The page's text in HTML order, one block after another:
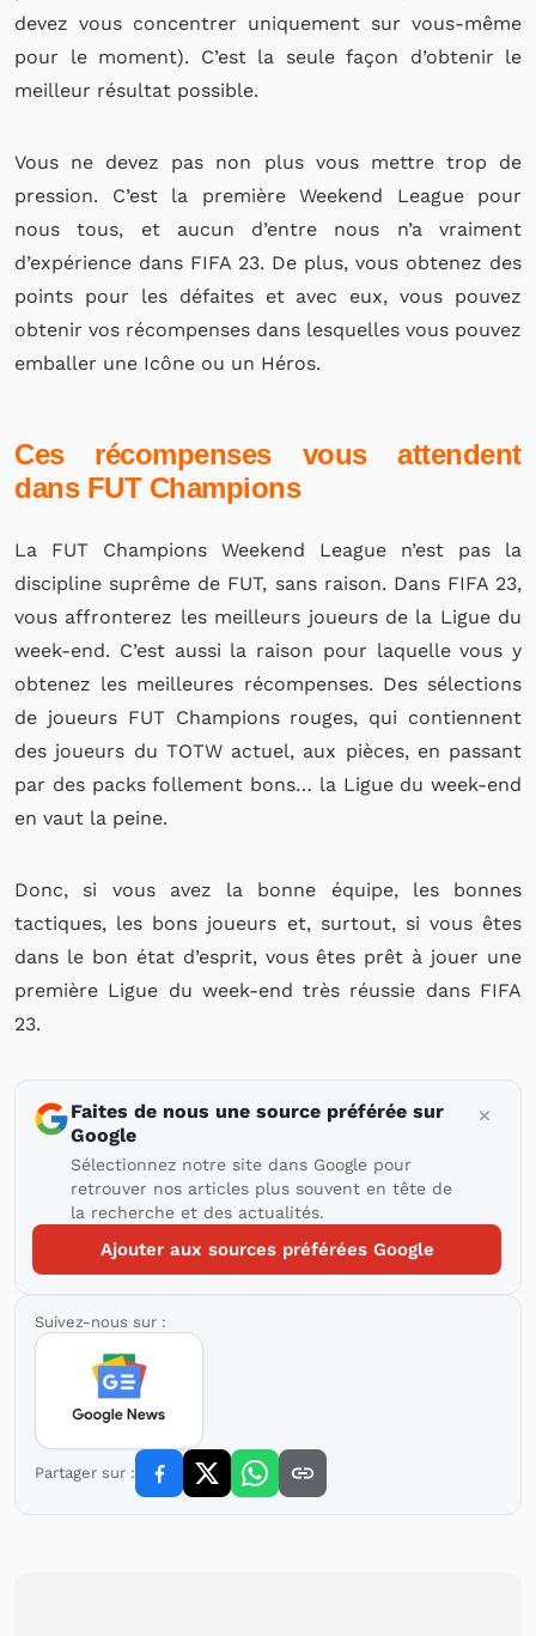
devez vous concentrer uniquement sur vous-même
pour le moment). C’est la seule façon d’obtenir le
meilleur résultat possible.
Vous ne devez pas non plus vous mettre trop de
pression. C’est la première Weekend League pour
nous tous, et aucun d’entre nous n’a vraiment
d’expérience dans FIFA 23. De plus, vous obtenez des
points pour les défaites et avec eux, vous pouvez
obtenir vos récompenses dans lesquelles vous pouvez
emballer une Icône ou un Héros.
Ces récompenses vous attendent
dans FUT Champions
La FUT Champions Weekend League n’est pas la
discipline suprême de FUT, sans raison. Dans FIFA 23,
vous affronterez les meilleurs joueurs de la Ligue du
week-end. C’est aussi la raison pour laquelle vous y
obtenez les meilleures récompenses. Des sélections
de joueurs FUT Champions rouges, qui contiennent
des joueurs du TOTW actuel, aux pièces, en passant
par des packs follement bons… la Ligue du week-end
en vaut la peine.
Donc, si vous avez la bonne équipe, les bonnes
tactiques, les bons joueurs et, surtout, si vous êtes
dans le bon état d’esprit, vous êtes prêt à jouer une
première Ligue du week-end très réussie dans FIFA
23.
Faites de nous une source préférée sur
Google
Sélectionnez notre site dans Google pour
retrouver nos articles plus souvent en tête de
la recherche et des actualités.
Ajouter aux sources préférées Google
Suivez-nous sur :
Partager sur :